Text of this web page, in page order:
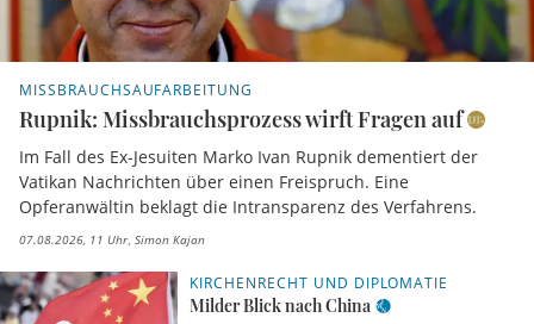
MISSBRAUCHSAUFARBEITUNG
Rupnik: Missbrauchsprozess wirft Fragen auf
Im Fall des Ex-Jesuiten Marko Ivan Rupnik dementiert der
Vatikan Nachrichten über einen Freispruch. Eine
Opferanwältin beklagt die Intransparenz des Verfahrens.
07.08.2026, 11 Uhr Simon Kajan
KIRCHENRECHT UND DIPLOMATIE
Milder Blick nach China